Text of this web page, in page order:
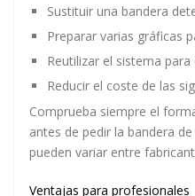
Sustituir una bandera
Preparar varias gráficas
Reutilizar el sistema
Reducir el coste de las
Comprueba siempre el
antes de pedir la bandera
pueden variar entre
Ventajas para profesionales